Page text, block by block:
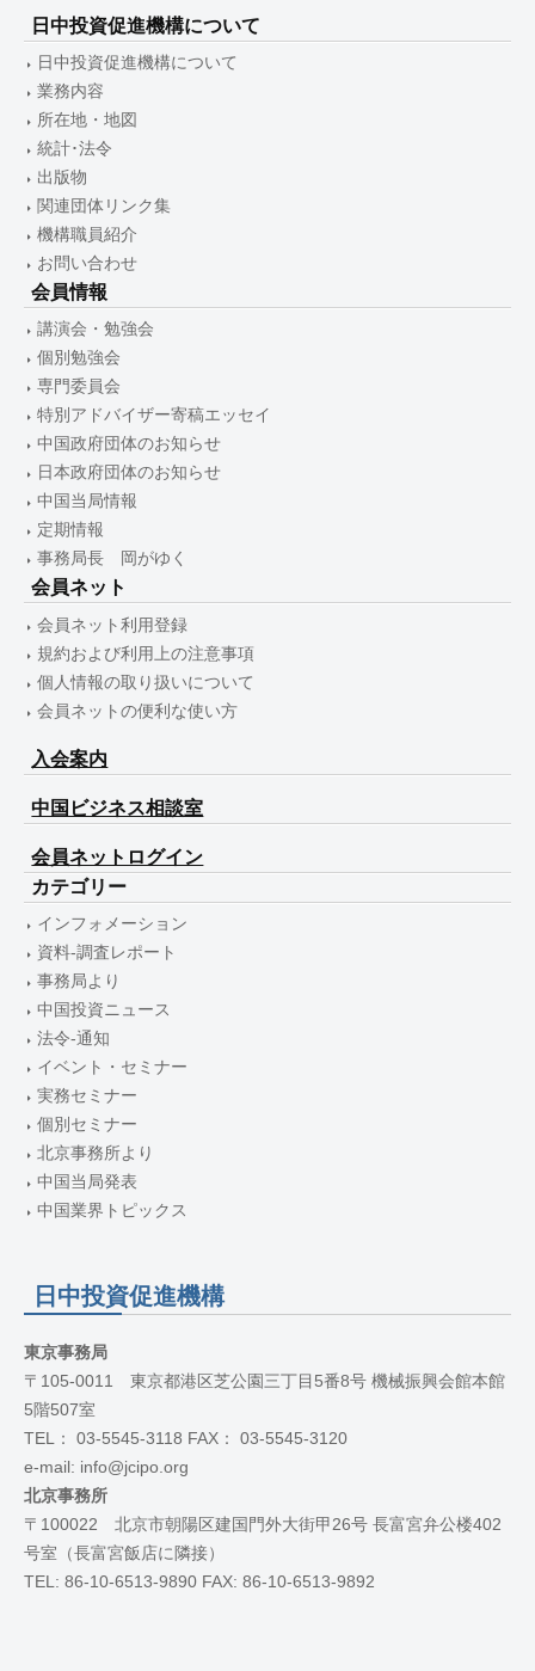
日中投資促進機構について
日中投資促進機構について
業務内容
所在地・地図
統計･法令
出版物
関連団体リンク集
機構職員紹介
お問い合わせ
会員情報
講演会・勉強会
個別勉強会
専門委員会
特別アドバイザー寄稿エッセイ
中国政府団体のお知らせ
日本政府団体のお知らせ
中国当局情報
定期情報
事務局長 岡がゆく
会員ネット
会員ネット利用登録
規約および利用上の注意事項
個人情報の取り扱いについて
会員ネットの便利な使い方
入会案内
中国ビジネス相談室
会員ネットログイン
カテゴリー
インフォメーション
資料-調査レポート
事務局より
中国投資ニュース
法令-通知
イベント・セミナー
実務セミナー
個別セミナー
北京事務所より
中国当局発表
中国業界トピックス
日中投資促進機構
東京事務局
〒105-0011 東京都港区芝公園三丁目5番8号 機械振興会館本館
5階507室
TEL： 03-5545-3118 FAX： 03-5545-3120
e-mail: info@jcipo.org
北京事務所
〒100022 北京市朝陽区建国門外大街甲26号 長富宮弁公楼402
号室（長富宮飯店に隣接）
TEL: 86-10-6513-9890 FAX: 86-10-6513-9892